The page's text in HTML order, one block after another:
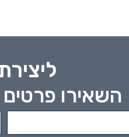
השאירו פרטים